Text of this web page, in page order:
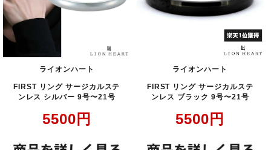
ライオンハート
FIRST リング サージカルステ
ンレス シルバー 9号〜21号
5500 円
ライオンハート
FIRST リング サージカルステ
ンレス ブラック 9号〜21号
5500 円